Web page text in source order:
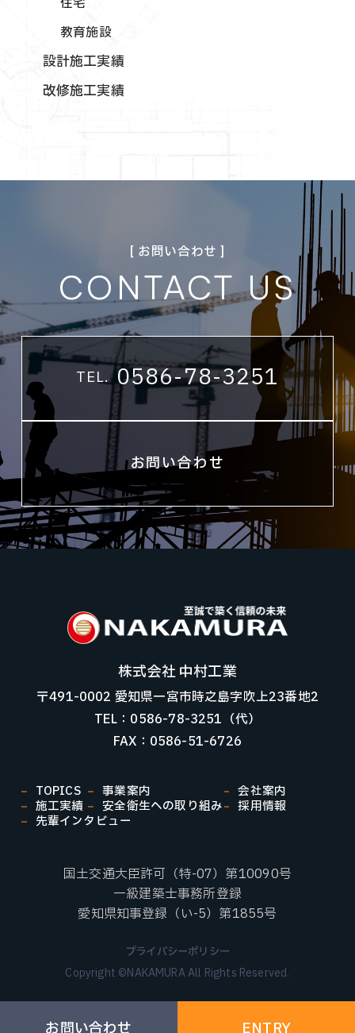
教育施設
設計施工実績
改修施工実績
[ お問い合わせ ]
CONTACT US
TEL. 0586-78-3251
お問い合わせ
株式会社 中村工業
〒491-0002 愛知県一宮市時之島字吹上23番地2
TEL：0586-78-3251（代）
FAX：0586-51-6726
TOPICS 事業案内
会社案内
施工実績
安全衛生への取り組み
採用情報
先輩インタビュー
国土交通大臣許可（特-07）第10090号
一級建築士事務所登録
愛知県知事登録（い-5）第1855号
プライバシーポリシー
Copyright ©NAKAMURA All Rights Reserved.